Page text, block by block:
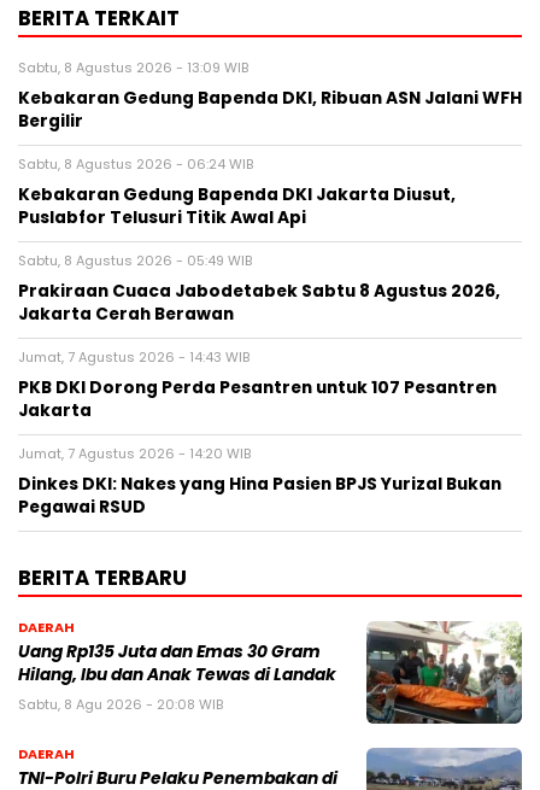
BERITA TERKAIT
Sabtu, 8 Agustus 2026 - 13:09 WIB
Kebakaran Gedung Bapenda DKI, Ribuan ASN Jalani WFH
Bergilir
Sabtu, 8 Agustus 2026 - 06:24 WIB
Kebakaran Gedung Bapenda DKI Jakarta Diusut,
Puslabfor Telusuri Titik Awal Api
Sabtu, 8 Agustus 2026 - 05:49 WIB
Prakiraan Cuaca Jabodetabek Sabtu 8 Agustus 2026,
Jakarta Cerah Berawan
Jumat, 7 Agustus 2026 - 14:43 WIB
PKB DKI Dorong Perda Pesantren untuk 107 Pesantren
Jakarta
Jumat, 7 Agustus 2026 - 14:20 WIB
Dinkes DKI: Nakes yang Hina Pasien BPJS Yurizal Bukan
Pegawai RSUD
BERITA TERBARU
DAERAH
Uang Rp135 Juta dan Emas 30 Gram
Hilang, Ibu dan Anak Tewas di Landak
Sabtu, 8 Agu 2026 - 20:08 WIB
DAERAH
TNI-Polri Buru Pelaku Penembakan di